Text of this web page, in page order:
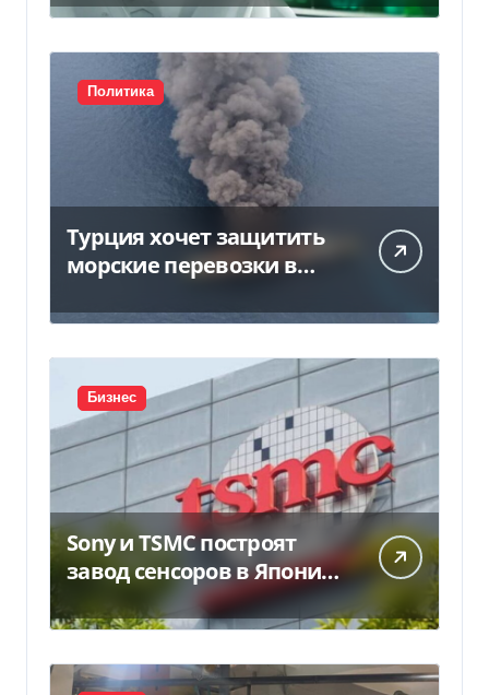
Политика
Турция хочет защитить
морские перевозки в
предложение отправили
в Россию
Бизнес
Sony и TSMC построят
завод сенсоров в Японии
за $6,4 млрд